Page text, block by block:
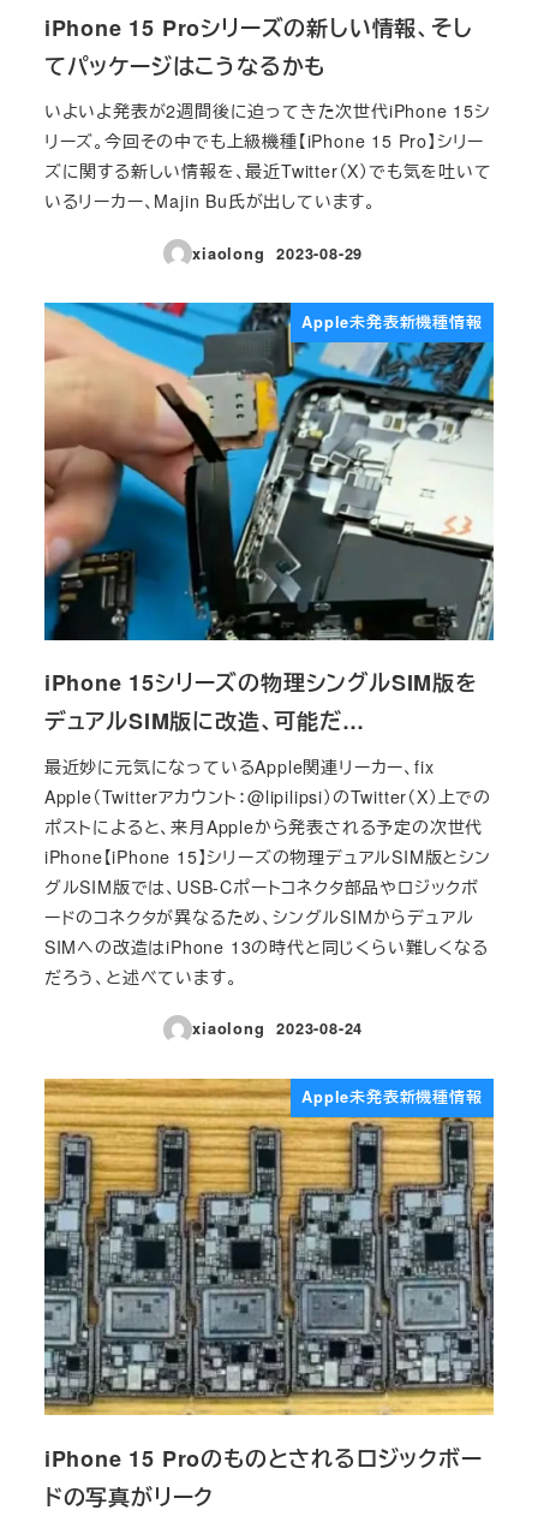
iPhone 15 Proシリーズの新しい情報、そし
てパッケージはこうなるかも
いよいよ発表が2週間後に迫ってきた次世代iPhone 15シ
リーズ。今回その中でも上級機種【iPhone 15 Pro】シリー
ズに関する新しい情報を、最近Twitter（X）でも気を吐いて
いるリーカー、Majin Bu氏が出しています。
xiaolong
投稿日
2023-08-29
Apple未発表新機種情報
iPhone 15シリーズの物理シングルSIM版を
デュアルSIM版に改造、可能だ…
最近妙に元気になっているApple関連リーカー、fix
Apple（Twitterアカウント：@lipilipsi）のTwitter（X）上での
ポストによると、来月Appleから発表される予定の次世代
iPhone【iPhone 15】シリーズの物理デュアルSIM版とシン
グルSIM版では、USB-Cポートコネクタ部品やロジックボ
ードのコネクタが異なるため、シングルSIMからデュアル
SIMへの改造はiPhone 13の時代と同じくらい難しくなる
だろう、と述べています。
xiaolong
投稿日
2023-08-24
Apple未発表新機種情報
iPhone 15 Proのものとされるロジックボー
ドの写真がリーク